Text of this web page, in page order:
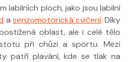
labilních ploch, jako jsou labilní
a senzomotorická cvičení. Díky
oblast, ale i celé tělo
při chůzi a sportu. Mezi
patří plavání, kde se tlak na